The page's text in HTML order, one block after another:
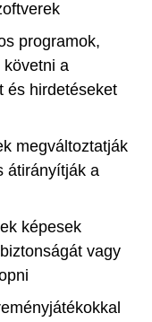
programok,
követni a
és hirdetéseket
megváltoztatják
átirányítják a
képesek
vagy